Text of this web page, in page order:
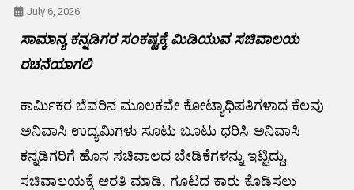
July 6, 2026
ಸಾಮಾನ್ಯ ಕನ್ನಡಿಗರ ಸಂಕಷ್ಟಕ್ಕೆ ಮಿಡಿಯುವ ಸಚಿವಾಲಯ
ರಚನೆಯಾಗಲಿ
ಕಾರ್ಮಿಕರ ಬೆವರಿನ ಮೂಲಕವೇ ಕೋಟ್ಯಾಧಿಪತಿಗಳಾದ ಕೆಲವು
ಅನಿವಾಸಿ ಉದ್ಯಮಿಗಳು ಸೂಟು ಬೂಟು ಧರಿಸಿ ಅನಿವಾಸಿ
ಕನ್ನಡಿಗರಿಗೆ ಹೊಸ ಸಚಿವಾಲದ ಬೇಡಿಕೆಗಳನ್ನು ಇಟ್ಟಿದ್ದು,
ಸಚಿವಾಲಯಕ್ಕೆ ಆರತಿ ಮಾಡಿ, ಗೂಟದ ಕಾರು ಕೊಡಿಸಲು